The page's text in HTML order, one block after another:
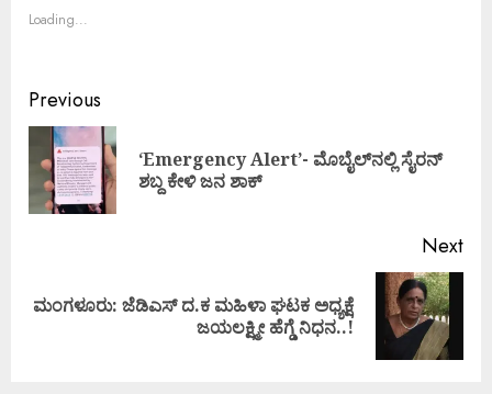
Loading...
Previous
‘Emergency Alert’- ಮೊಬೈಲ್‌ನಲ್ಲಿ ಸೈರನ್
ಶಬ್ದ ಕೇಳಿ ಜನ ಶಾಕ್
Next
ಮಂಗಳೂರು: ಜೆಡಿಎಸ್ ದ.ಕ ಮಹಿಳಾ ಘಟಕ ಅಧ್ಯಕ್ಷೆ
ಜಯಲಕ್ಷ್ಮೀ ಹೆಗ್ಡೆ ನಿಧನ..!